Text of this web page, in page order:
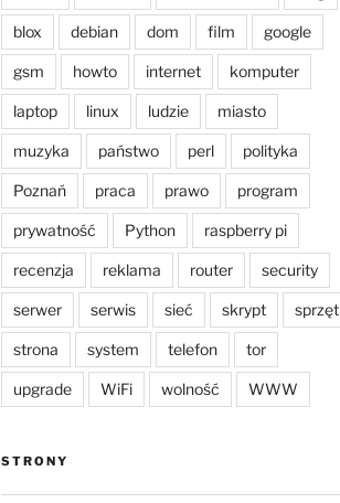
blox debian dom film google
gsm howto internet komputer
laptop linux ludzie miasto
muzyka państwo perl polityka
Poznań praca prawo program
prywatność Python raspberry pi
recenzja reklama router security
serwer serwis sieć skrypt sprzęt
strona system telefon tor
upgrade WiFi wolność WWW
STRONY